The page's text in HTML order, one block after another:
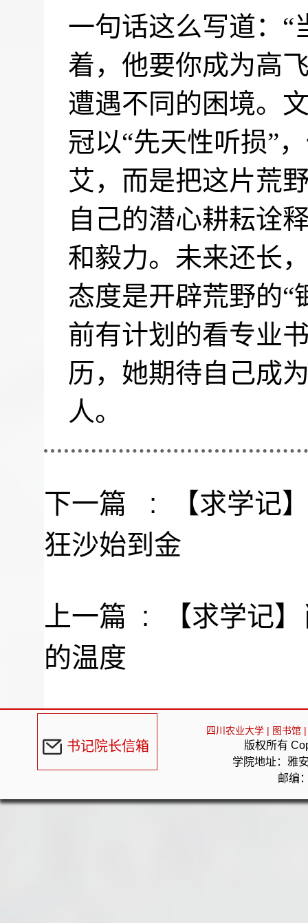
一句话这么写道：“
着，他要你成为高
遭遇不同的困境。
冠以“先天性听损”
艾，而是把这片荒
自己的潜心耕耘诠
和毅力。未来还长
态度是开辟荒野的“
前有计划的看专业
历，她期待自己成
人。
下一篇 :
【求学记
狂沙始到金
上一篇 :
【求学记
的温度
书记院长信箱
四川农业大学 | 图书馆 |
版权所有
学院地址：雅
邮编